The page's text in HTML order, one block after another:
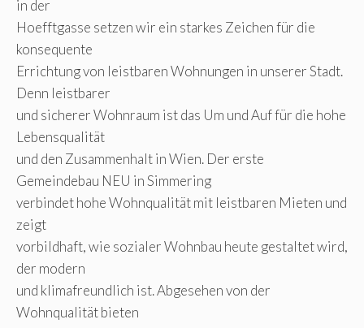
in der
Hoefftgasse setzen wir ein starkes Zeichen für die
konsequente
Errichtung von leistbaren Wohnungen in unserer Stadt.
Denn leistbarer
und sicherer Wohnraum ist das Um und Auf für die hohe
Lebensqualität
und den Zusammenhalt in Wien. Der erste
Gemeindebau NEU in Simmering
verbindet hohe Wohnqualität mit leistbaren Mieten und
zeigt
vorbildhaft, wie sozialer Wohnbau heute gestaltet wird,
der modern
und klimafreundlich ist. Abgesehen von der
Wohnqualität bieten